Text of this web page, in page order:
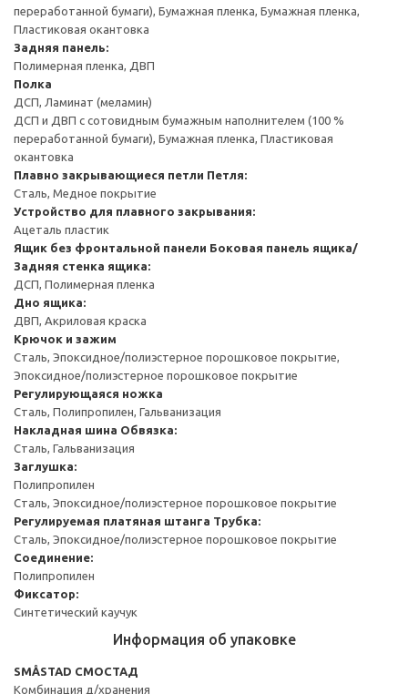
переработанной бумаги), Бумажная пленка, Бумажная пленка,
Пластиковая окантовка
Задняя панель:
Полимерная пленка, ДВП
Полка
ДСП, Ламинат (меламин)
ДСП и ДВП с сотовидным бумажным наполнителем (100 %
переработанной бумаги), Бумажная пленка, Пластиковая
окантовка
Плавно закрывающиеся петли Петля:
Сталь, Медное покрытие
Устройство для плавного закрывания:
Ацеталь пластик
Ящик без фронтальной панели Боковая панель ящика/
Задняя стенка ящика:
ДСП, Полимерная пленка
Дно ящика:
ДВП, Акриловая краска
Крючок и зажим
Сталь, Эпоксидное/полиэстерное порошковое покрытие,
Эпоксидное/полиэстерное порошковое покрытие
Регулирующаяся ножка
Сталь, Полипропилен, Гальванизация
Накладная шина Обвязка:
Сталь, Гальванизация
Заглушка:
Полипропилен
Сталь, Эпоксидное/полиэстерное порошковое покрытие
Регулируемая платяная штанга Трубка:
Сталь, Эпоксидное/полиэстерное порошковое покрытие
Соединение:
Полипропилен
Фиксатор:
Синтетический каучук
Информация об упаковке
SMÅSTAD СМОСТАД
Комбинация д/хранения